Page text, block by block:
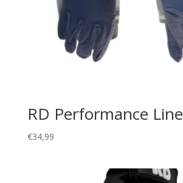
RD Performance Line
€34,99